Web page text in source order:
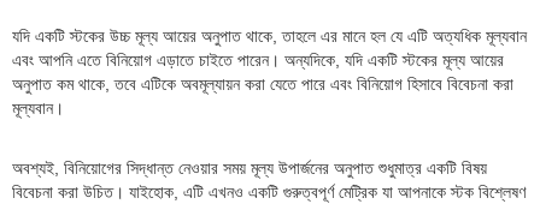
যদি একটি স্টকের উচ্চ মূল্য আয়ের অনুপাত থাকে, তাহলে এর মানে হল যে এটি অত্যধিক মূল্যবান
এবং আপনি এতে বিনিয়োগ এড়াতে চাইতে পারেন। অন্যদিকে, যদি একটি স্টকের মূল্য আয়ের
অনুপাত কম থাকে, তবে এটিকে অবমূল্যায়ন করা যেতে পারে এবং বিনিয়োগ হিসাবে বিবেচনা করা
মূল্যবান।
অবশ্যই, বিনিয়োগের সিদ্ধান্ত নেওয়ার সময় মূল্য উপার্জনের অনুপাত শুধুমাত্র একটি বিষয়
বিবেচনা করা উচিত। যাইহোক, এটি এখনও একটি গুরুত্বপূর্ণ মেট্রিক যা আপনাকে স্টক বিশ্লেষণ